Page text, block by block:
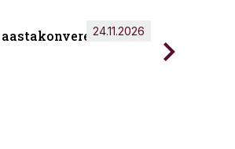
2026
24.11.2026